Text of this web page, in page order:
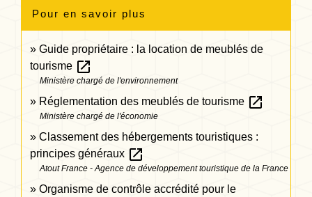
Pour en savoir plus
Guide propriétaire : la location de meublés de
tourisme open_in_new
Ministère chargé de l'environnement
Réglementation des meublés de tourisme open_in_new
Ministère chargé de l'économie
Classement des hébergements touristiques :
principes généraux open_in_new
Atout France - Agence de développement touristique de la France
Organisme de contrôle accrédité pour le